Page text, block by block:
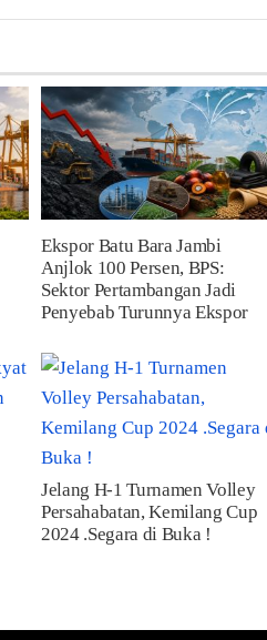
Ekspor Batu Bara Jambi
Anjlok 100 Persen, BPS:
Sektor Pertambangan Jadi
Penyebab Turunnya Ekspor
Jelang H-1 Turnamen Volley
Persahabatan, Kemilang Cup
2024 .Segara di Buka !